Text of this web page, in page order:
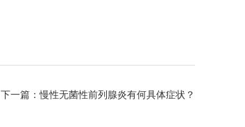
下一篇：慢性无菌性前列腺炎有何具体症状？